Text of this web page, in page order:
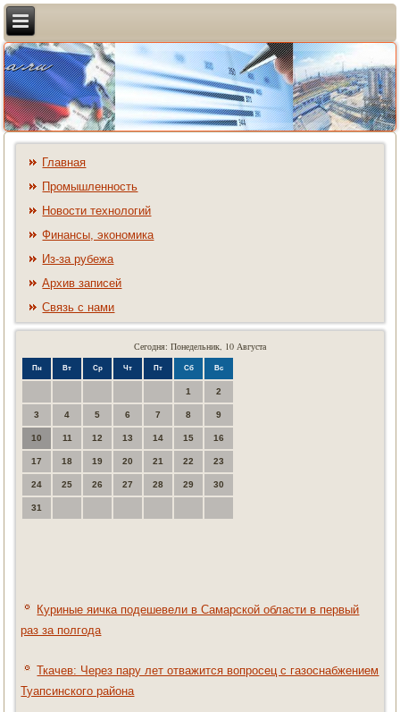
Главная
Промышленность
Новости технологий
Финансы, экономика
Из-за рубежа
Архив записей
Связь с нами
Сегодня: Понедельник, 10 Августа
Пн Вт Ср Чт Пт Сб Вс
1 2
3 4 5 6 7 8 9
10 11 12 13 14 15 16
17 18 19 20 21 22 23
24 25 26 27 28 29 30
31
Куриные яичка подешевели в Самарской области в первый
раз за полгода
Ткачев: Через пару лет отважится вопросец с газоснабжением
Туапсинского района